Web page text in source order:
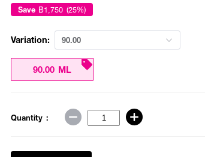
Save ฿1,750 (25%)
Variation: 90.00
90.00 ML
Quantity :